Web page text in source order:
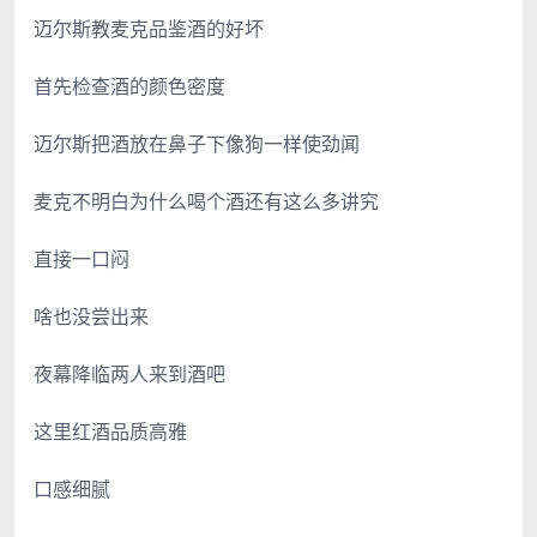
迈尔斯教麦克品鉴酒的好坏
首先检查酒的颜色密度
迈尔斯把酒放在鼻子下像狗一样使劲闻
麦克不明白为什么喝个酒还有这么多讲究
直接一口闷
啥也没尝出来
夜幕降临两人来到酒吧
这里红酒品质高雅
口感细腻